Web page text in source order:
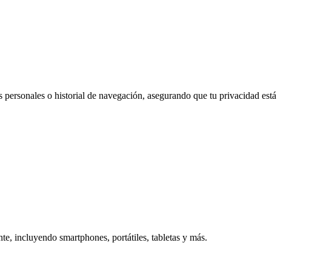
o historial de navegación, asegurando que tu privacidad está
incluyendo smartphones, portátiles, tabletas y más.